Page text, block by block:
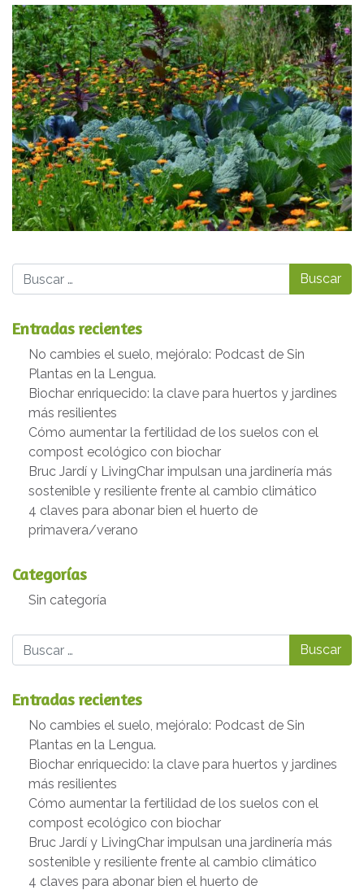
Buscar
Entradas recientes
No cambies el suelo, mejóralo: Podcast de Sin
Plantas en la Lengua.
Biochar enriquecido: la clave para huertos y jardines
más resilientes
Cómo aumentar la fertilidad de los suelos con el
compost ecológico con biochar
Bruc Jardí y LivingChar impulsan una jardinería más
sostenible y resiliente frente al cambio climático
4 claves para abonar bien el huerto de
primavera/verano
Categorías
Sin categoría
Buscar
Entradas recientes
No cambies el suelo, mejóralo: Podcast de Sin
Plantas en la Lengua.
Biochar enriquecido: la clave para huertos y jardines
más resilientes
Cómo aumentar la fertilidad de los suelos con el
compost ecológico con biochar
Bruc Jardí y LivingChar impulsan una jardinería más
sostenible y resiliente frente al cambio climático
4 claves para abonar bien el huerto de